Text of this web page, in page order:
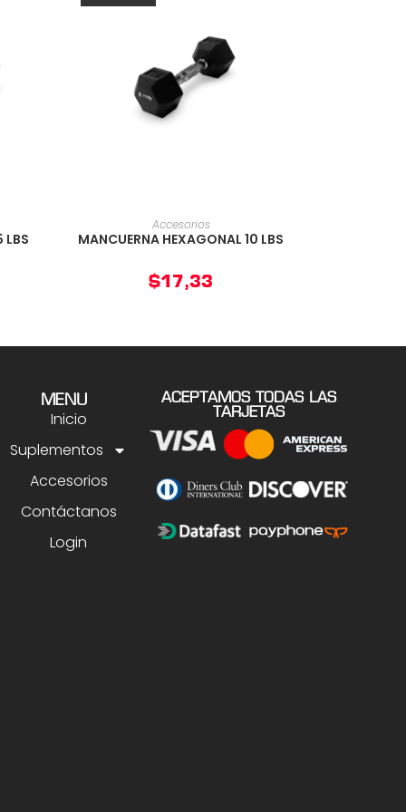
LBS
AÑADIR AL CARRITO
Accesorios
MANCUERNA HEXAGONAL 10 LBS
$17,33
MENU
Inicio
Suplementos
Accesorios
Contáctanos
Login
ACEPTAMOS TODAS LAS
TARJETAS